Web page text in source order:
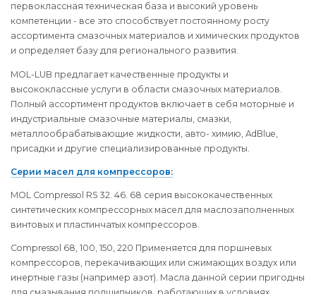
первоклассная техническая база и высокий уровень
компетенции - все это способствует постоянному росту
ассортимента смазочных материалов и химических продуктов
и определяет базу для регионального развития.
MOL-LUB предлагает качественные продукты и
высококлассные услуги в области смазочных материалов.
Полный ассортимент продуктов включает в себя моторные и
индустриальные смазочные материалы, смазки,
металлообрабатывающие жидкости, авто- химию, AdBlue,
присадки и другие специализированные продукты.
Серии масел для компрессоров:
MOL Compressol RS 32. 46. 68 серия высококачественных
синтетических компрессорных масел для маслозаполненных
винтовых и пластинчатых компрессоров.
Compressol 68, 100, 150, 220 Применяется для поршневых
компрессоров, перекачивающих или сжимающих воздух или
инертные газы (например азот). Масла данной серии пригодны